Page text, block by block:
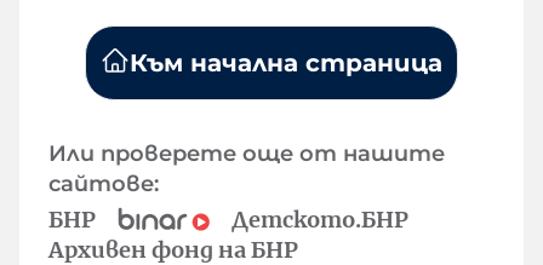
Към начална страница
Или проверете още от нашите
сайтове:
БНР
Детското.БНР
Архивен фонд на БНР